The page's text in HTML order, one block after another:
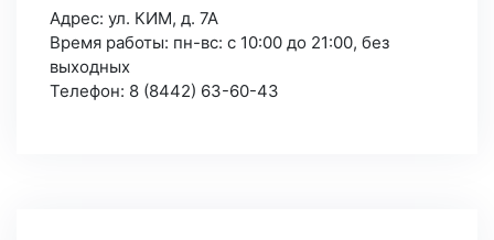
Адрес: ул. КИМ, д. 7А
Время работы: пн-вс: с 10:00 до 21:00, без
выходных
Телефон: 8 (8442) 63-60-43